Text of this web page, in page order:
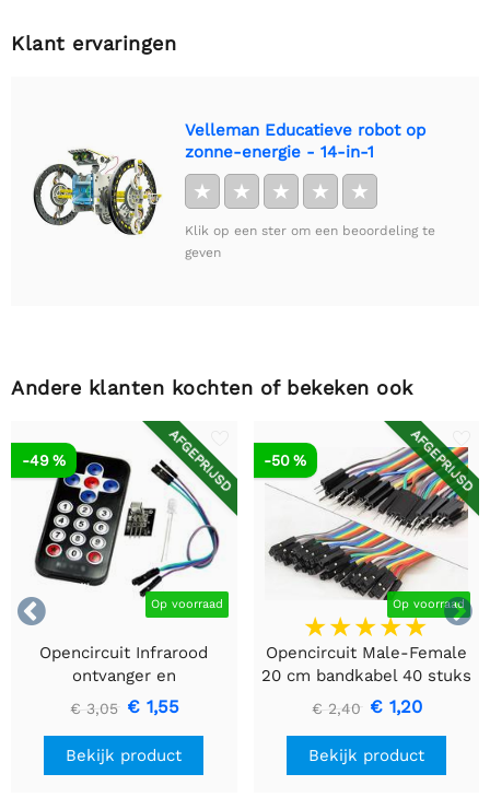
Klant ervaringen
Velleman Educatieve robot op
zonne-energie - 14-in-1
★ ★ ★ ★ ★
Klik op een ster om een beoordeling te
geven
Andere klanten kochten of bekeken ook


AFGEPRIJSD
Op voorraad
-49 %
Opencircuit Infrarood
ontvanger en
afstandsbediening kit
€ 3,05 € 1,55
Bekijk product
AFGEPRIJSD
Op voorraad
-50 %
Opencircuit Male-Female
20 cm bandkabel 40 stuks
€ 2,40 € 1,20
Bekijk product